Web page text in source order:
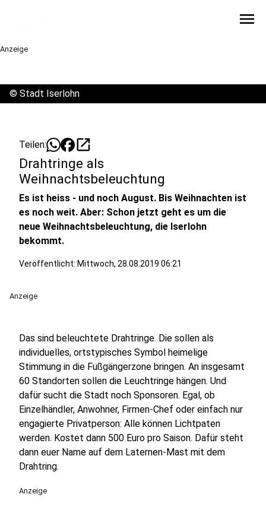
menu
Anzeige
© Stadt Iserlohn
Teilen: open_in_new
Drahtringe als
Weihnachtsbeleuchtung
Es ist heiss - und noch August. Bis Weihnachten ist
es noch weit. Aber: Schon jetzt geht es um die
neue Weihnachtsbeleuchtung, die Iserlohn
bekommt.
Veröffentlicht: Mittwoch, 28.08.2019 06:21
Anzeige
Das sind beleuchtete Drahtringe. Die sollen als
individuelles, ortstypisches Symbol heimelige
Stimmung in die Fußgängerzone bringen. An insgesamt
60 Standorten sollen die Leuchtringe hängen. Und
dafür sucht die Stadt noch Sponsoren. Egal, ob
Einzelhändler, Anwohner, Firmen-Chef oder einfach nur
engagierte Privatperson: Alle können Lichtpaten
werden. Kostet dann 500 Euro pro Saison. Dafür steht
dann euer Name auf dem Laternen-Mast mit dem
Drahtring.
Anzeige